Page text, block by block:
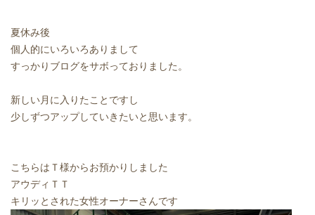
夏休み後
個人的にいろいろありまして
すっかりブログをサボっておりました。
新しい月に入りたことですし
少しずつアップしていきたいと思います。
こちらはＴ様からお預かりしました
アウディＴＴ
キリッとされた女性オーナーさんです